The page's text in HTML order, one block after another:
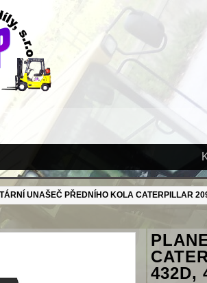
UNAŠEČ PŘEDNÍHO KOLA CATERPILLAR
432D,